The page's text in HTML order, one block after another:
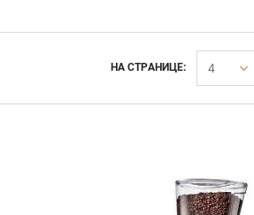
НА СТРАНИЦЕ: 4